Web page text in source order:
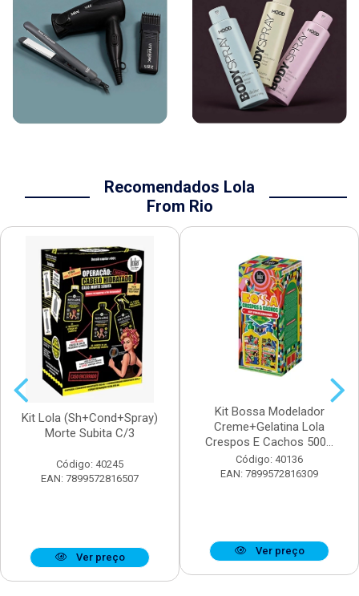
Recomendados Lola
From Rio
Kit Lola (Sh+Cond+Spray)
Morte Subita C/3
Código: 40245
EAN: 7899572816507
Ver preço
Kit Bossa Modelador
Creme+Gelatina Lola
Crespos E Cachos 500...
Código: 40136
EAN: 7899572816309
Ver preço